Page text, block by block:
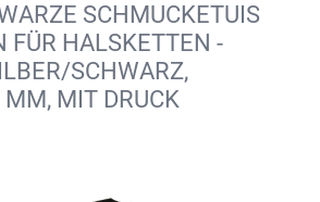
SCHMUCKETUIS
FÜR HALSKETTEN -
SCHWARZ,
MIT DRUCK